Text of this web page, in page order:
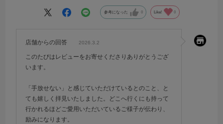
参考になった 0 Like! 0
店舗からの回答 2026.3.2
このたびはレビューをお寄せくださりありがとうござ
います。
「手放せない」と感じていただけているとのこと、と
ても嬉しく拝見いたしました。どこへ行くにも持って
行かれるほどご愛用いただいているご様子が伝わり、
励みになります。